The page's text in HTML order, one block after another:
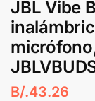
JBL Vibe
B/.43.26